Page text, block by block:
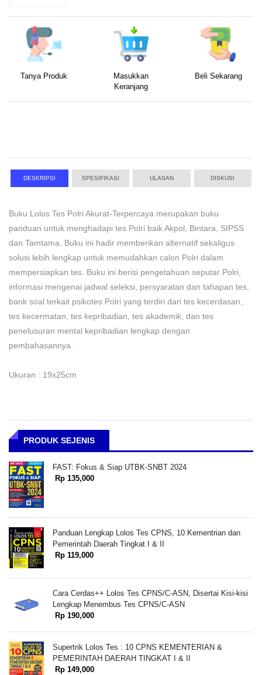
Tanya Produk
Masukkan
Keranjang
Beli Sekarang
DESKRIPSI SPESIFIKASI ULASAN DISKUSI
Buku Lolos Tes Polri Akurat-Terpercaya merupakan buku
panduan untuk menghadapi tes Polri baik Akpol, Bintara, SIPSS
dan Tamtama. Buku ini hadir memberikan alternatif sekaligus
solusi lebih lengkap untuk memudahkan calon Polri dalam
mempersiapkan tes. Buku ini berisi pengetahuan seputar Polri,
informasi mengenai jadwal seleksi, persyaratan dan tahapan tes,
bank soal terkait psikotes Polri yang terdiri dari tes kecerdasan,
tes kecermatan, tes kepribadian, tes akademik, dan tes
penelusuran mental kepribadian lengkap dengan
pembahasannya.
Ukuran : 19x25cm
PRODUK SEJENIS
FAST: Fokus & Siap UTBK-SNBT 2024
Rp 135,000
Panduan Lengkap Lolos Tes CPNS, 10 Kementrian dan
Pemerintah Daerah Tingkat I & II
Rp 119,000
Cara Cerdas++ Lolos Tes CPNS/C-ASN, Disertai Kisi-kisi
Lengkap Menembus Tes CPNS/C-ASN
Rp 190,000
Supertrik Lolos Tes : 10 CPNS KEMENTERIAN &
PEMERINTAH DAERAH TINGKAT I & II
Rp 149,000